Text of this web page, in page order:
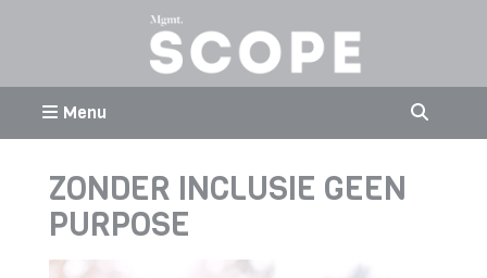
Menu
ZONDER INCLUSIE GEEN
PURPOSE